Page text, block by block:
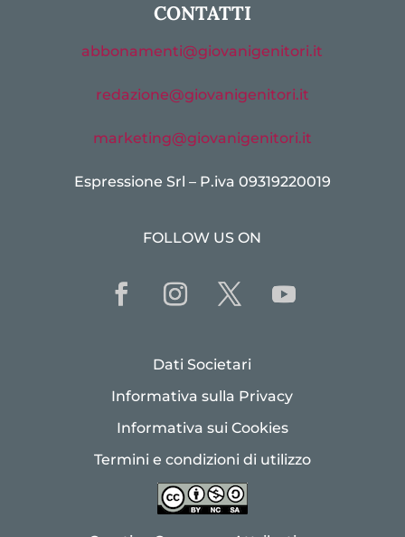
CONTATTI
abbonamenti@giovanigenitori.it
redazione@giovanigenitori.it
marketing@giovanigenitori.it
Espressione Srl – P.iva 09319220019
FOLLOW US ON
Dati Societari
Informativa sulla Privacy
Informativa sui Cookies
Termini e condizioni di utilizzo